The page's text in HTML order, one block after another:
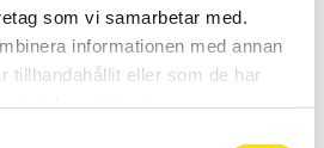
som vi samarbetar med.
informationen med annan
tillhandahållit eller som de har